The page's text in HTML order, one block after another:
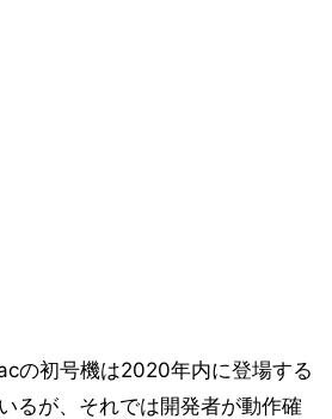
の初号機は2020年内に登場する
るが、それでは開発者が動作確